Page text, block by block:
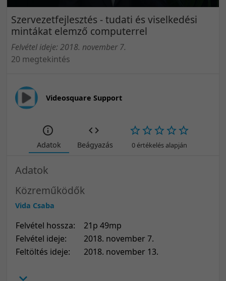
Szervezetfejlesztés - tudati és viselkedési
mintákat elemző computerrel
Felvétel ideje: 2018. november 7.
20 megtekintés
Videosquare Support
Adatok Beágyazás 0 értékelés alapján
Adatok
Közreműködők
Vida Csaba
Felvétel hossza:
21p 49mp
Felvétel ideje:
2018. november 7.
Feltöltés ideje:
2018. november 13.